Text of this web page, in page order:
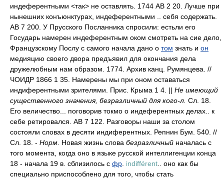
индеферентными <так> не оставлять. 1744 АВ 2 20. Лучше при
нынешних конъюнктурах, индеферентными .. себя содержать.
АВ 7 200. У Прусского Посланника спросили: естьли его
Государь намерен индеферентным оком смотреть на сие дело,
Французскому Послу с самого начала дано о том знать и он
медияцию своего двора предъявил для окончания дела
дружелюбным нам образом. 1774. Архив канц. Румянцева. //
ЧОИДР 1866 1 35. Намерены мы при оном оставаться
индиферентными зрителями. Прис. Крыма 1 4. || Не имеющий
существенного значения, безразличный для кого-л. Сл. 18.
Его величество... поговорив токмо о индеферентных делах.. к
себе ретировался. АВ 7 122. Разговоры наши за столом
состояли словах в десяти индиферентных. Репнин Бум. 540. //
Сл. 18. - Норм . Новая жизнь слова безразличный началась с
того момента, когда оно в языке русской интеллигенции конца
18 - начала 19 в. сблизилось с фр indifférent .. оно как бы
специально приспособлено для того, чтобы стать